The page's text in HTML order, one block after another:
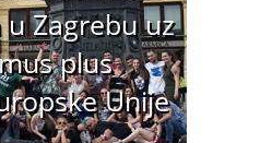
Zagrebu uz
plus
Unije